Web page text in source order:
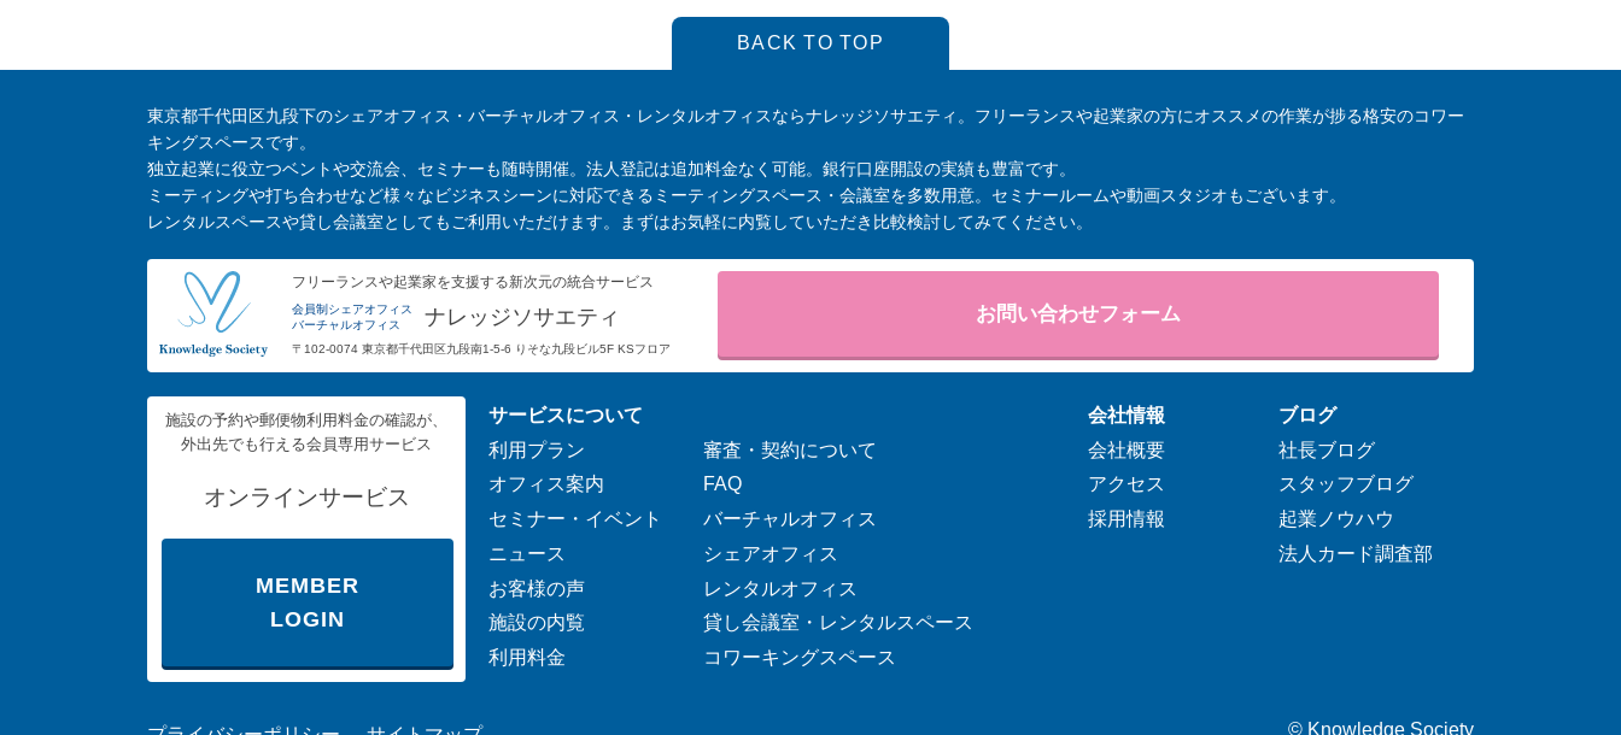
BACK TO TOP
東京都千代田区九段下のシェアオフィス・バーチャルオフィス・レンタルオフィスならナレッジソサエティ。フリーランスや起業家の方にオススメの作業が捗る格安のコワー
キングスペースです。
独立起業に役立つベントや交流会、セミナーも随時開催。法人登記は追加料金なく可能。銀行口座開設の実績も豊富です。
ミーティングや打ち合わせなど様々なビジネスシーンに対応できるミーティングスペース・会議室を多数用意。セミナールームや動画スタジオもございます。
レンタルスペースや貸し会議室としてもご利用いただけます。まずはお気軽に内覧していただき比較検討してみてください。
フリーランスや起業家を支援する新次元の統合サービス
会員制シェアオフィス
バーチャルオフィス
ナレッジソサエティ
〒102-0074 東京都千代田区九段南1-5-6 りそな九段ビル5F KSフロア
お問い合わせフォーム
施設の予約や郵便物利用料金の確認が、
外出先でも行える会員専用サービス
オンラインサービス
MEMBER
LOGIN
サービスについて
利用プラン
オフィス案内
セミナー・イベント
ニュース
お客様の声
施設の内覧
利用料金
審査・契約について
FAQ
バーチャルオフィス
シェアオフィス
レンタルオフィス
貸し会議室・レンタルスペース
コワーキングスペース
会社情報
会社概要
アクセス
採用情報
ブログ
社長ブログ
スタッフブログ
起業ノウハウ
法人カード調査部
© Knowledge Society